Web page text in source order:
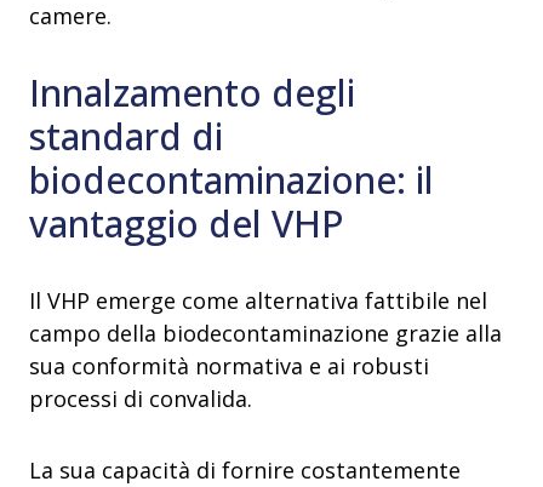
camere.
Innalzamento degli
standard di
biodecontaminazione: il
vantaggio del VHP
Il VHP emerge come alternativa fattibile nel
campo della biodecontaminazione grazie alla
sua conformità normativa e ai robusti
processi di convalida.
La sua capacità di fornire costantemente